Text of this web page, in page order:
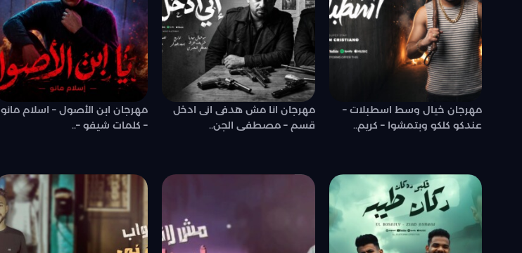
مهرجان خيال وسط اسطبلات –
عندكو كلكو وبتمشوا – كريم..
مهرجان انا مش هدفى انى ادخل
قسم – مصطفى الجن..
مهرجان ابن الأصول – اسلام مانو
– كلمات شيفو –..